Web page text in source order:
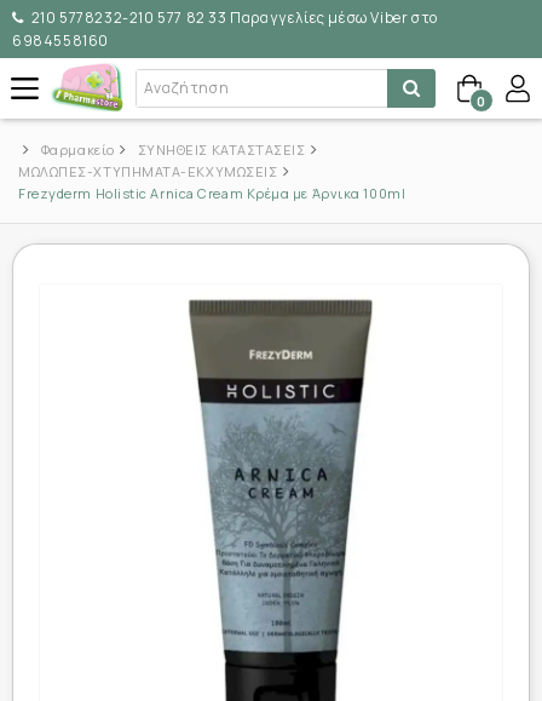
210 5778232-210 577 82 33 Παραγγελίες μέσω Viber στο
6984558160
0
Φαρμακείο
ΣΥΝΗΘΕΙΣ ΚΑΤΑΣΤΑΣΕΙΣ
ΜΩΛΩΠΕΣ-ΧΤΥΠΗΜΑΤΑ-ΕΚΧΥΜΩΣΕΙΣ
Frezyderm Holistic Arnica Cream Κρέμα με Άρνικα 100ml